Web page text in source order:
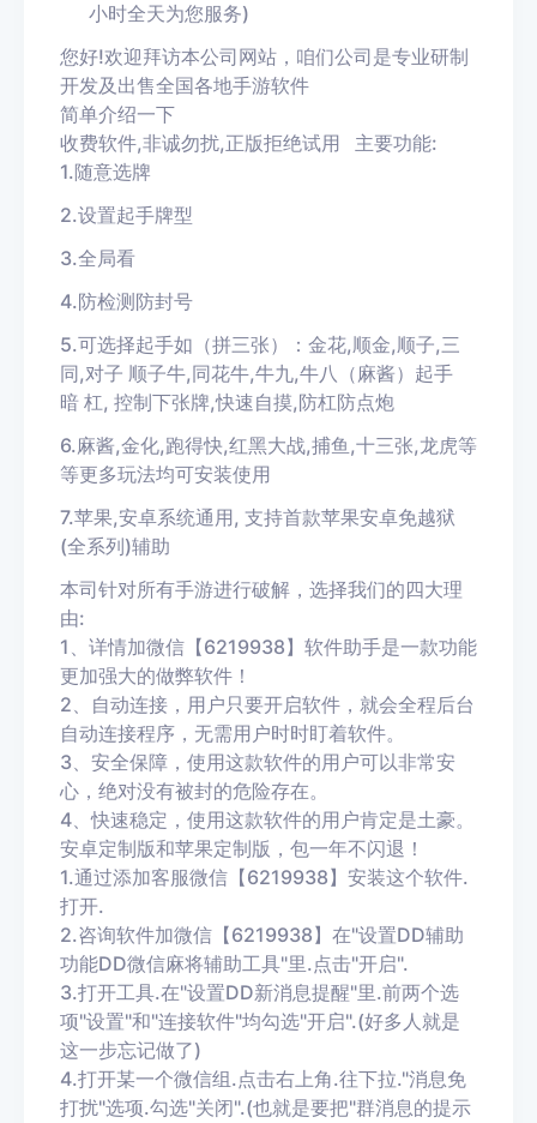
小时全天为您服务)
您好!欢迎拜访本公司网站，咱们公司是专业研制
开发及出售全国各地手游软件
简单介绍一下
收费软件,非诚勿扰,正版拒绝试用
主要功能:
1.随意选牌
2.设置起手牌型
3.全局看
4.防检测防封号
5.可选择起手如（拼三张）：金花,顺金,顺子,三
同,对子 顺子牛,同花牛,牛九,牛八（麻酱）起手
暗 杠, 控制下张牌,快速自摸,防杠防点炮
6.麻酱,金化,跑得快,红黑大战,捕鱼,十三张,龙虎等
等更多玩法均可安装使用
7.苹果,安卓系统通用, 支持首款苹果安卓免越狱
(全系列)辅助
本司针对所有手游进行破解，选择我们的四大理
由:
1、详情加微信【6219938】软件助手是一款功能
更加强大的做弊软件！
2、自动连接，用户只要开启软件，就会全程后台
自动连接程序，无需用户时时盯着软件。
3、安全保障，使用这款软件的用户可以非常安
心，绝对没有被封的危险存在。
4、快速稳定，使用这款软件的用户肯定是土豪。
安卓定制版和苹果定制版，包一年不闪退！
1.通过添加客服微信【6219938】安装这个软件.
打开.
2.咨询软件加微信【6219938】在"设置DD辅助
功能DD微信麻将辅助工具"里.点击"开启".
3.打开工具.在"设置DD新消息提醒"里.前两个选
项"设置"和"连接软件"均勾选"开启".(好多人就是
这一步忘记做了)
4.打开某一个微信组.点击右上角.往下拉."消息免
打扰"选项.勾选"关闭".(也就是要把"群消息的提示